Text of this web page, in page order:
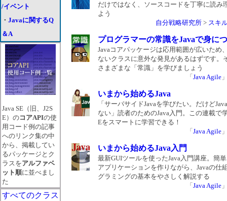
だけではなく、ソースコードを丁寧に読み
よう
自分戦略研究所 > スキ
プログラマーの常識をJavaで身に
Javaコアパッケージは応用範囲が広いため
ないクラスに意外な発見があるはずです。
さまざまな「常識」を学びましょう
「 Java Agile
いまから始めるJava
「サーバサイドJavaを学びたい。だけど
ない」読者のためのJava入門。この連載で
Eをスマートに学習できる！
「 Java Agile
いまから始めるJava入門
最新GUIツールを使ったJava入門講座。簡
アプリケーションを作りながら、Javaの仕
グラミングの基本をやさしく解説する
「 Java Agile
/イベント
・ Javaに関するQ
＆A
Java SE（旧、J2S
E）のコアAPIの使
用コード例の記事
へのリンク集の中
から、掲載してい
るパッケージとク
ラスをアルファベ
ット順に並べまし
た
すべてのクラス